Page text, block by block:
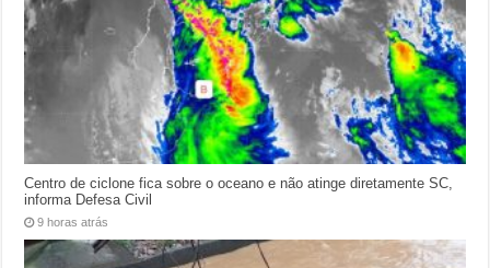
Centro de ciclone fica sobre o oceano e não atinge diretamente SC,
informa Defesa Civil
9 horas atrás